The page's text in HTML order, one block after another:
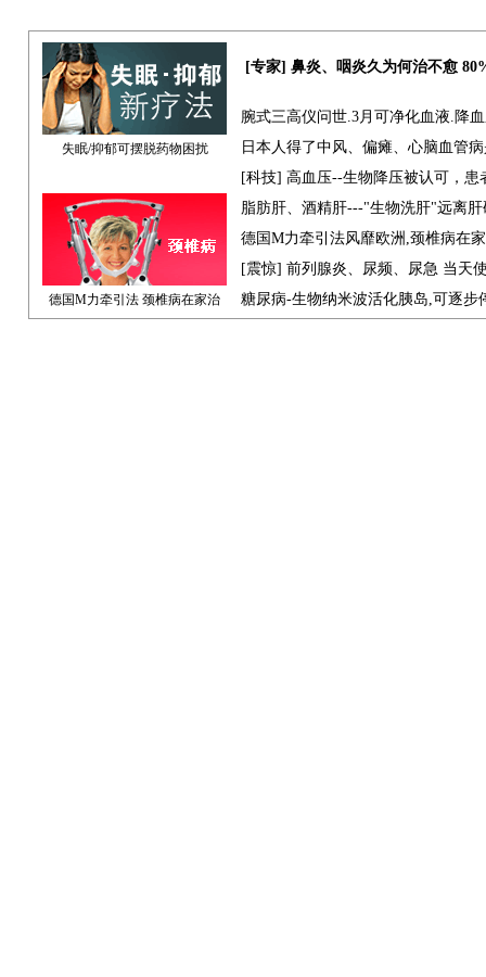
失眠/抑郁可摆脱药物困扰
[专家] 鼻炎、咽炎久为何治不愈
腕式三高仪问世.3月可净化血液.降
日本人得了中风、偏瘫、心脑血管
[科技] 高血压--生物降压被认可，患
德国M力牵引法 颈椎病在家治
脂肪肝、酒精肝---"生物洗肝"远离肝
德国M力牵引法风靡欧洲,颈椎病在
[震惊] 前列腺炎、尿频、尿急 当天
糖尿病-生物纳米波活化胰岛,可逐步